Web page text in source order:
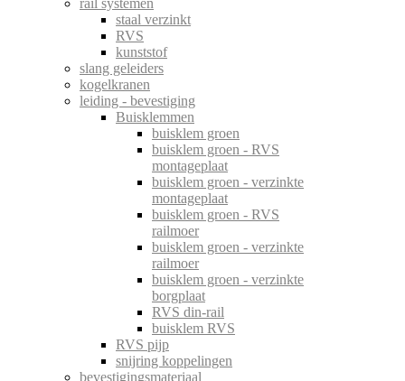
staal verzinkt
RVS
kunststof
slang geleiders
kogelkranen
leiding - bevestiging
Buisklemmen
buisklem groen
buisklem groen - RVS
montageplaat
buisklem groen - verzinkte
montageplaat
buisklem groen - RVS
railmoer
buisklem groen - verzinkte
railmoer
buisklem groen - verzinkte
borgplaat
RVS din-rail
buisklem RVS
RVS pijp
snijring koppelingen
bevestigingsmateriaal